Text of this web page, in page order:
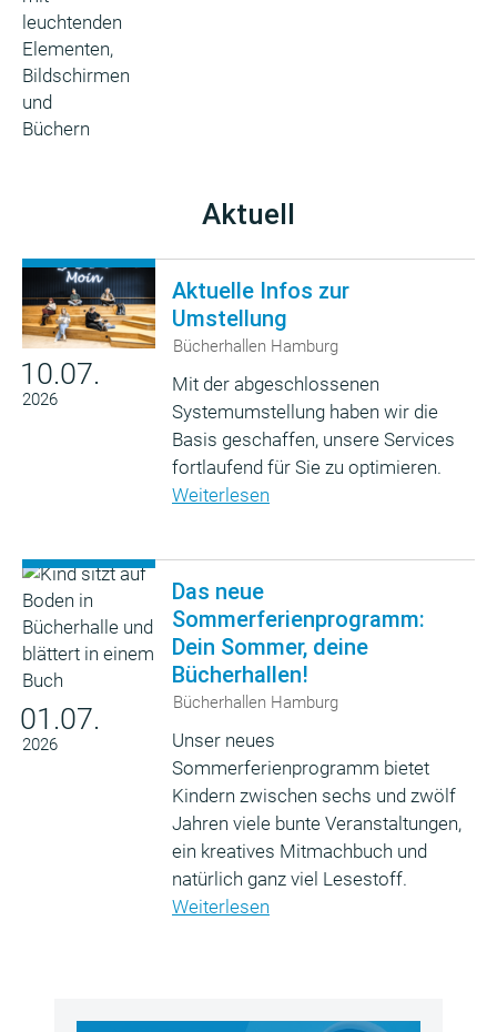
Aktuell
10.07.
2026
Aktuelle Infos zur
Umstellung
Bücherhallen Hamburg
Mit der abgeschlossenen
Systemumstellung haben wir die
Basis geschaffen, unsere Services
fortlaufend für Sie zu optimieren.
Weiterlesen
01.07.
2026
Das neue
Sommerferienprogramm:
Dein Sommer, deine
Bücherhallen!
Bücherhallen Hamburg
Unser neues
Sommerferienprogramm bietet
Kindern zwischen sechs und zwölf
Jahren viele bunte Veranstaltungen,
ein kreatives Mitmachbuch und
natürlich ganz viel Lesestoff.
Weiterlesen